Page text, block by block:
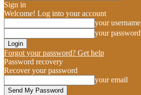
Sign in
Welcome! Log into your account
your username
your password
Forgot your password? Get help
Password recovery
Recover your password
your email